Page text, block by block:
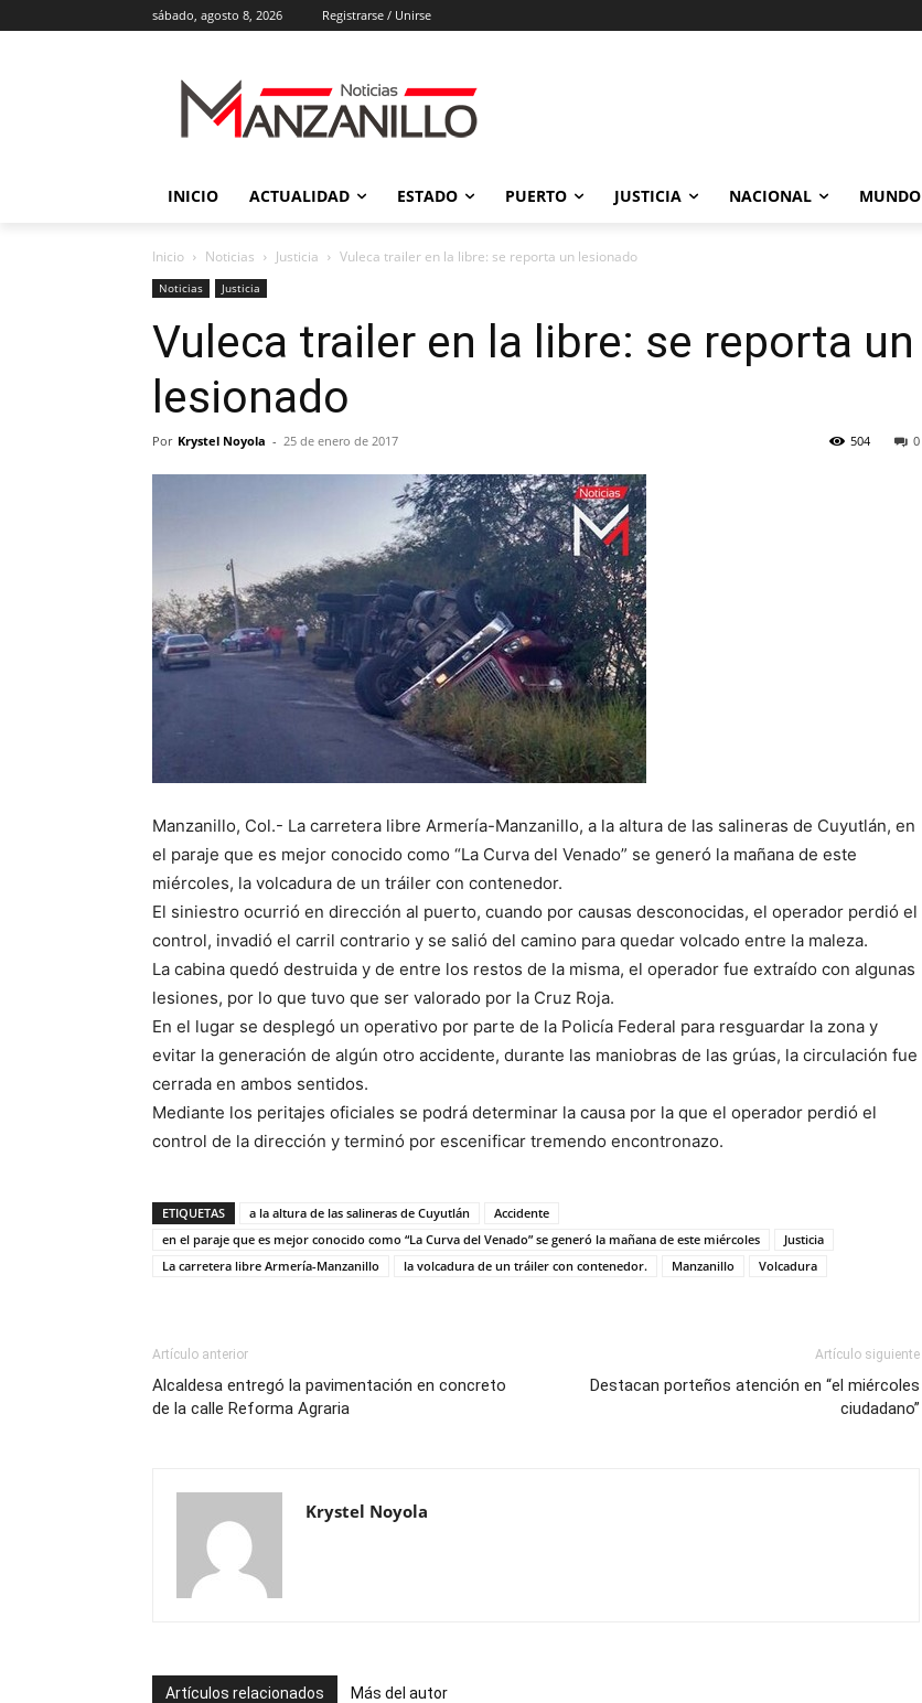
sábado, agosto 8, 2026 Registrarse / Unirse
INICIO ACTUALIDAD ESTADO PUERTO JUSTICIA NACIONAL MUNDO
Inicio Noticias Justicia Vuleca trailer en la libre: se reporta un lesionado
Noticias Justicia
Vuleca trailer en la libre: se reporta un
lesionado
Por Krystel Noyola - 25 de enero de 2017 0
504
Manzanillo, Col.- La carretera libre Armería-Manzanillo, a la altura de las salineras de Cuyutlán, en
el paraje que es mejor conocido como “La Curva del Venado” se generó la mañana de este
miércoles, la volcadura de un tráiler con contenedor.
El siniestro ocurrió en dirección al puerto, cuando por causas desconocidas, el operador perdió el
control, invadió el carril contrario y se salió del camino para quedar volcado entre la maleza.
La cabina quedó destruida y de entre los restos de la misma, el operador fue extraído con algunas
lesiones, por lo que tuvo que ser valorado por la Cruz Roja.
En el lugar se desplegó un operativo por parte de la Policía Federal para resguardar la zona y
evitar la generación de algún otro accidente, durante las maniobras de las grúas, la circulación fue
cerrada en ambos sentidos.
Mediante los peritajes oficiales se podrá determinar la causa por la que el operador perdió el
control de la dirección y terminó por escenificar tremendo encontronazo.
ETIQUETAS a la altura de las salineras de Cuyutlán
Accidente
en el paraje que es mejor conocido como “La Curva del Venado” se generó la mañana de este miércoles
Justicia
La carretera libre Armería-Manzanillo
la volcadura de un tráiler con contenedor. Manzanillo Volcadura
Artículo anterior
Alcaldesa entregó la pavimentación en concreto
de la calle Reforma Agraria
Artículo siguiente
Destacan porteños atención en “el miércoles
ciudadano”
Krystel Noyola
Artículos relacionados Más del autor